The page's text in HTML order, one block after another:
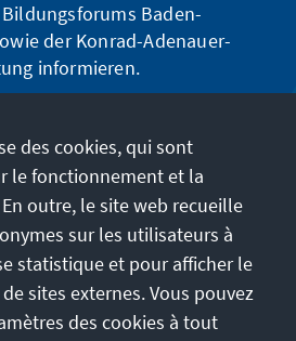
Baden-
der Konrad-Adenauer-
informieren.
des cookies, qui sont
le fonctionnement et la
outre, le site web recueille
sur les utilisateurs à
statistique et pour afficher le
sites externes. Vous pouvez
des cookies à tout